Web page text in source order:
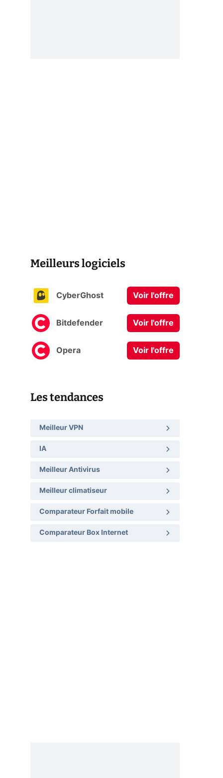
Meilleurs logiciels
CyberGhost Voir l'offre
Bitdefender Voir l'offre
Opera Voir l'offre
Les tendances
Meilleur VPN
IA
Meilleur Antivirus
Meilleur climatiseur
Comparateur Forfait mobile
Comparateur Box Internet